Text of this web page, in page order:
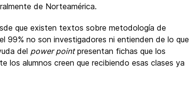
de Norteamérica.
que existen textos sobre metodología de
99% no son investigadores ni entienden de lo que
del power pointpresentan fichas que los
los alumnos creen que recibiendo esas clases ya